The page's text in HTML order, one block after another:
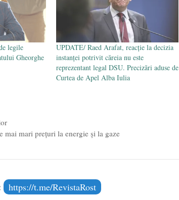
legile
Gheorghe
UPDATE/ Raed Arafat, reacție la decizia
instanței potrivit căreia nu este
reprezentant legal DSU. Precizări aduse de
Curtea de Apel Alba Iulia
mai mari prețuri la energie și la gaze
https://t.me/RevistaRost